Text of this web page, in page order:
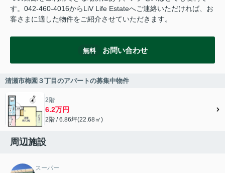
す。042-460-4016からLiV Life Estateへご連絡いただければ、お
客さまに適した物件をご紹介させていただきます。
無料 お問い合わせ
清瀬市梅園３丁目のアパートの募集中物件
2階
6.2万円
2階 / 6.86坪(22.68㎡)
周辺施設
スーパー